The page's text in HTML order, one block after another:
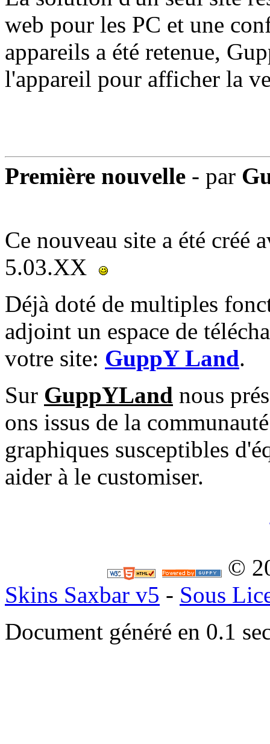
web pour les PC et une
appareils a été retenue,
l'appareil pour afficher la
Première nouvelle - par
Ce nouveau site a été créé
5.03.XX
Déjà doté de multiples
adjoint un espace de
votre site: GuppY Land.
Sur GuppYLand nous
ons issus de la
graphiques susceptibles
aider à le customiser.
©
Skins Saxbar v5 - Sous
Document généré en 0.1